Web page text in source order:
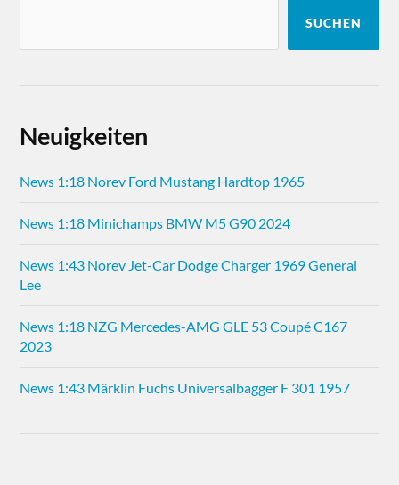
SUCHEN
Neuigkeiten
News 1:18 Norev Ford Mustang Hardtop 1965
News 1:18 Minichamps BMW M5 G90 2024
News 1:43 Norev Jet-Car Dodge Charger 1969 General
Lee
News 1:18 NZG Mercedes-AMG GLE 53 Coupé C167
2023
News 1:43 Märklin Fuchs Universalbagger F 301 1957